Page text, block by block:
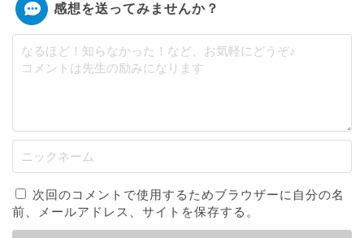
感想を送ってみませんか？
次回のコメントで使用するためブラウザーに自分の名
前、メールアドレス、サイトを保存する。